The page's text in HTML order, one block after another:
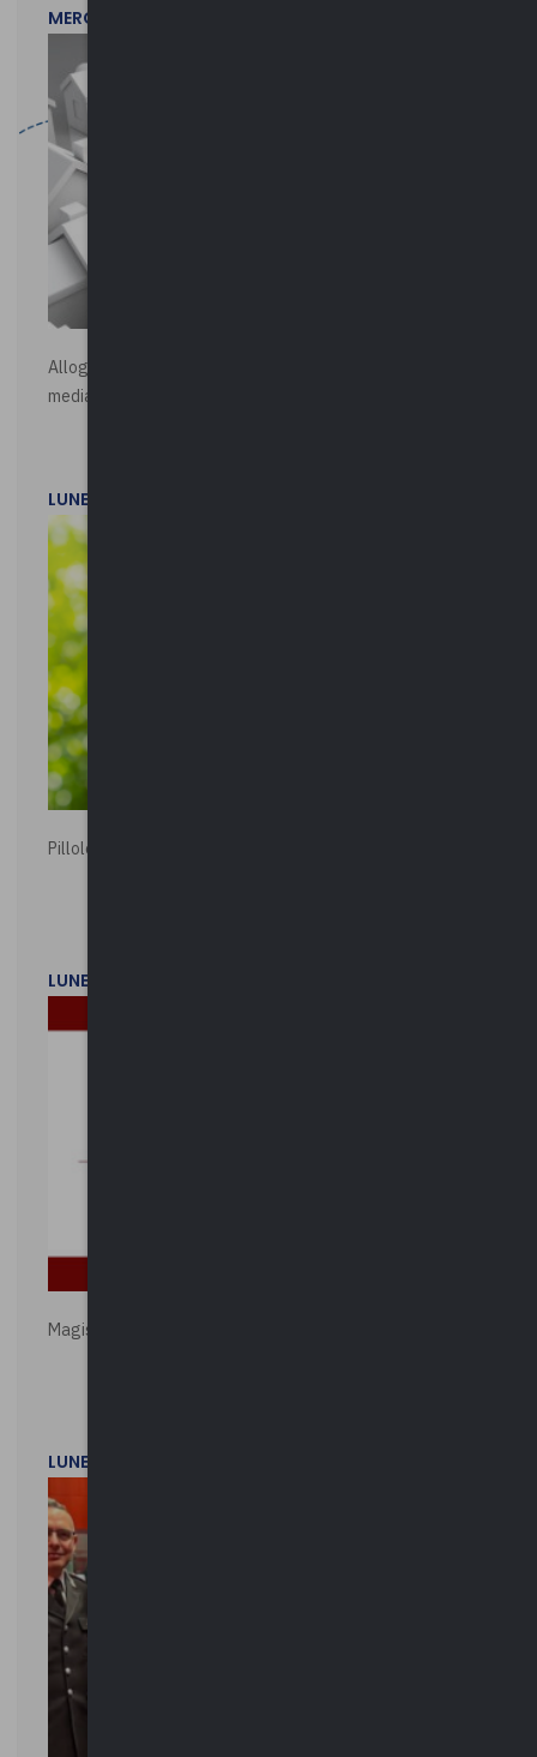
MERCOLEDì 29 LUGLIO 2026
Alloggi di Edilizia Residenziale Pubblica - Vendita all'asta
mediante procedura asincrona telematica
LUNEDì 20 LUGLIO 2026
Pillole ambientali | 2026
LUNEDì 2 FEBBRAIO 2026
Magistratura e Costituzione. Le ragioni del SÌ e del NO
LUNEDì 1 DICEMBRE 2025